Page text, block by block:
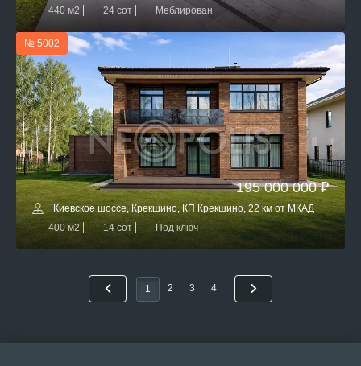
440 м2
24 сот Меблирован
№ 5002
195 000 000 ₽
Киевское шоссе, Крекшино, КП Крекшино, 22 км от МКАД
400 м2
14 сот Под ключ
1 2 3 4